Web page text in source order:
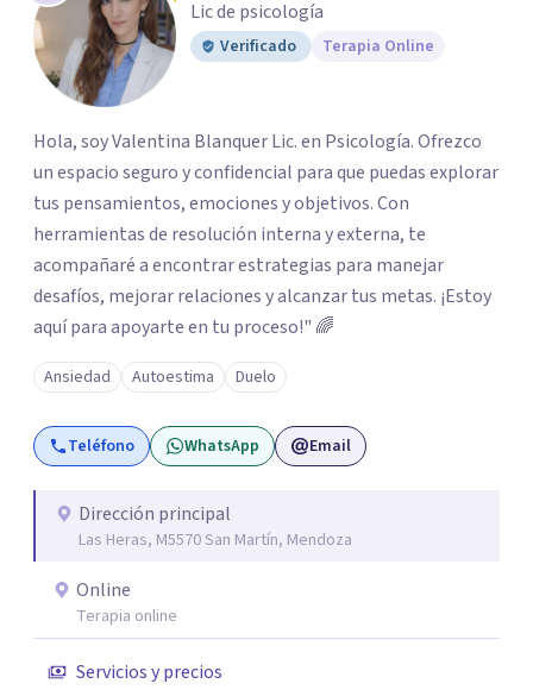
Lic de psicología
Verificado Terapia Online
Hola, soy Valentina Blanquer Lic. en Psicología. Ofrezco
un espacio seguro y confidencial para que puedas explorar
tus pensamientos, emociones y objetivos. Con
herramientas de resolución interna y externa, te
acompañaré a encontrar estrategias para manejar
desafíos, mejorar relaciones y alcanzar tus metas. ¡Estoy
aquí para apoyarte en tu proceso!" 🌈
Ansiedad Autoestima Duelo
Teléfono WhatsApp Email
Dirección principal
Las Heras, M5570 San Martín, Mendoza
Online
Terapia online
Servicios y precios